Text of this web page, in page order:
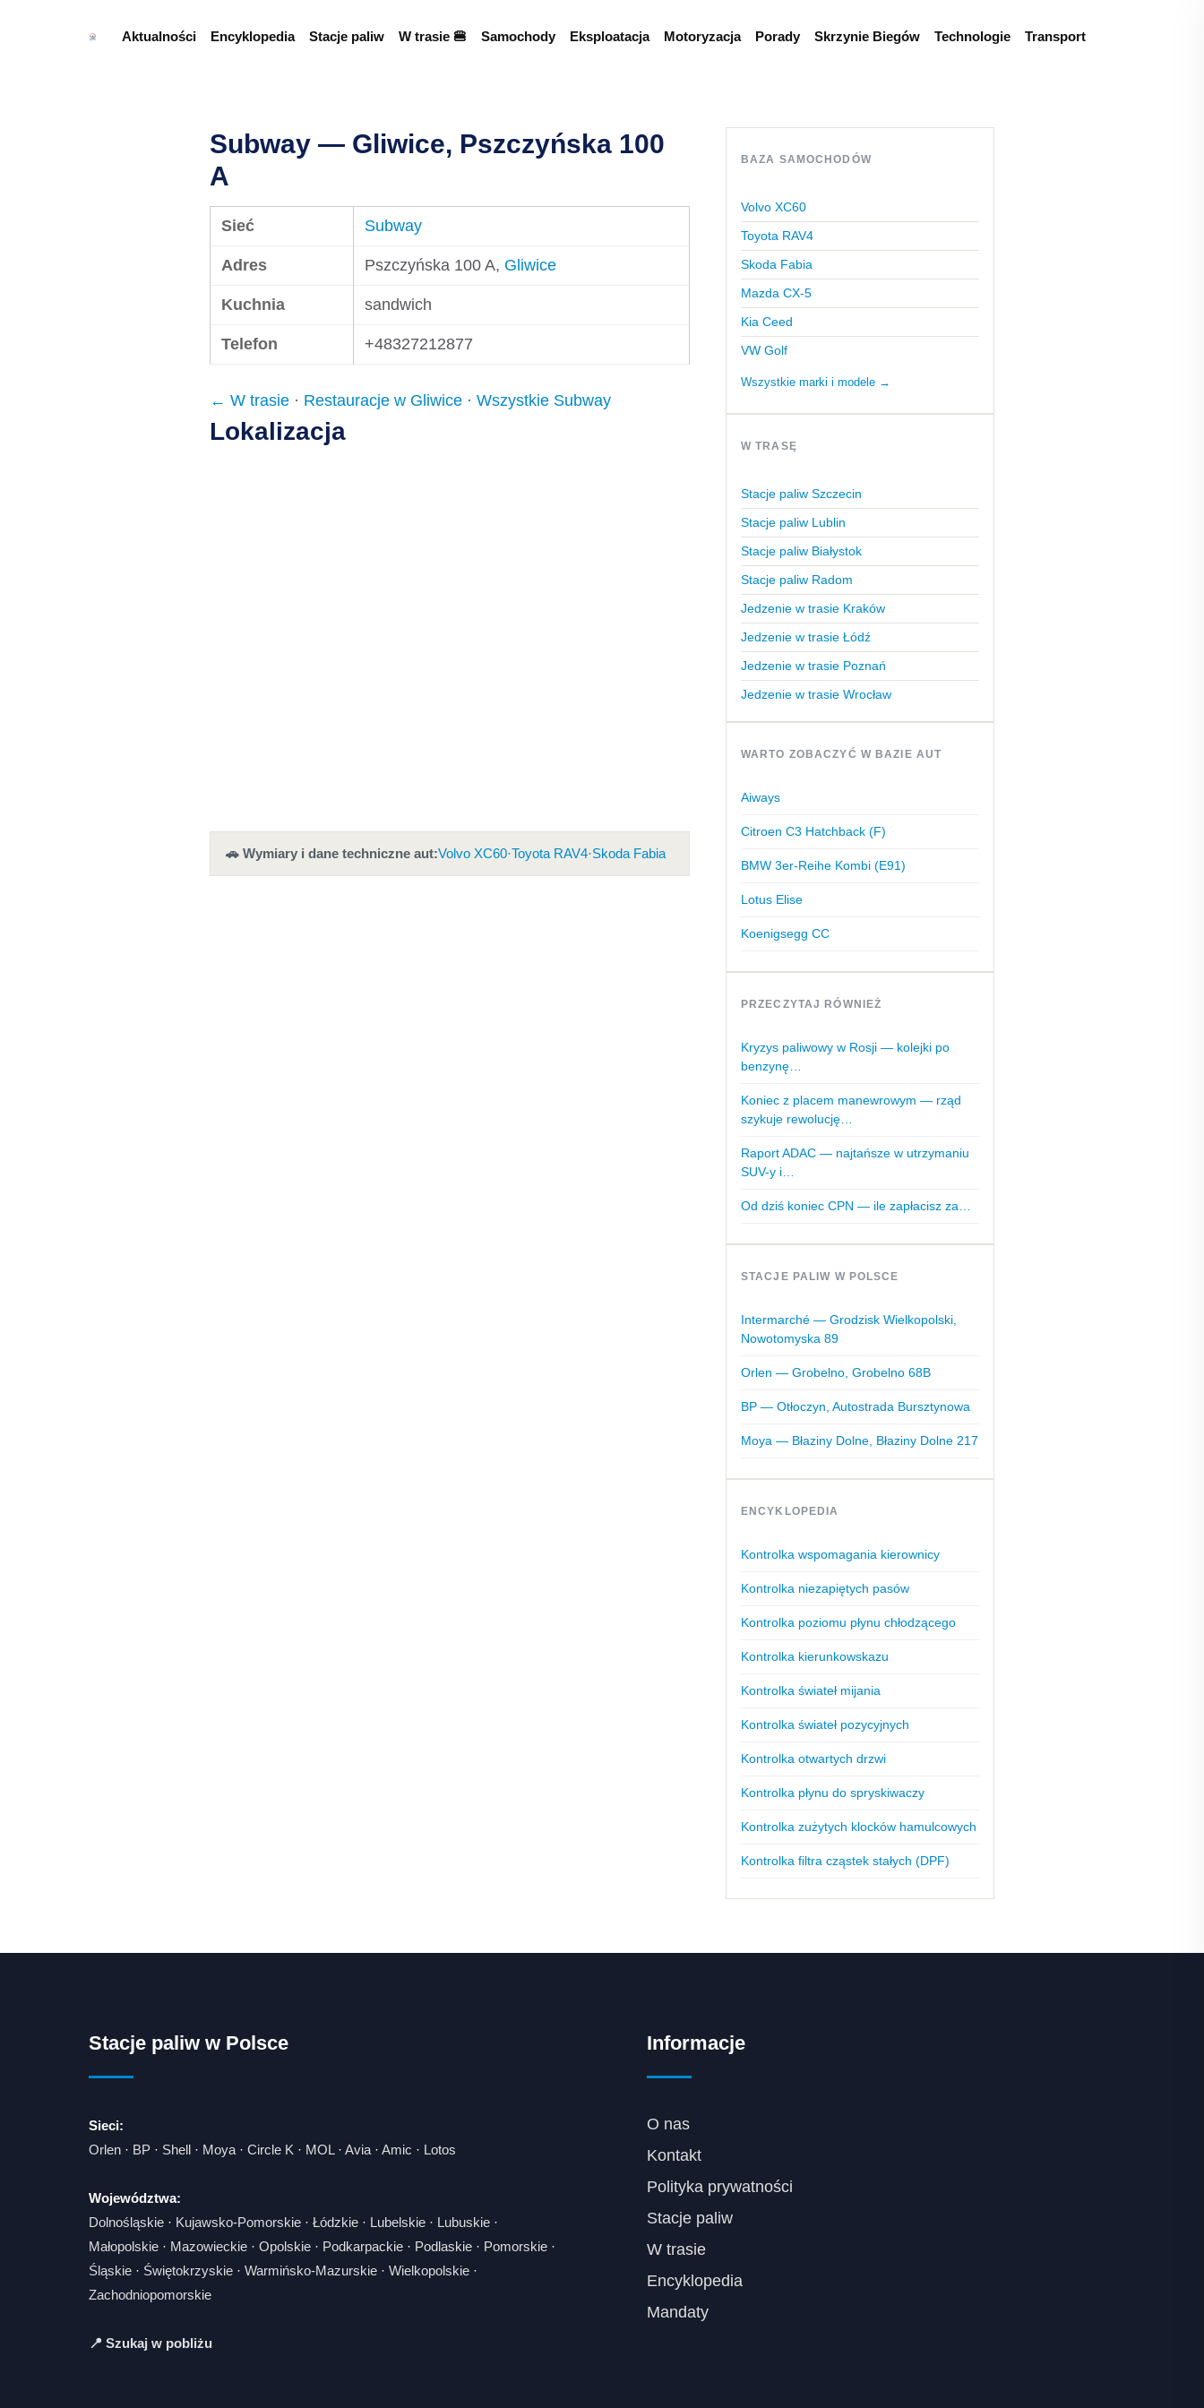
Aktualności Encyklopedia Stacje paliw W trasie 🍔 Samochody Eksploatacja Motoryzacja Porady Skrzynie Biegów Technologie Transport
Subway — Gliwice, Pszczyńska 100
A
Sieć Subway
Adres Pszczyńska 100 A, Gliwice
Kuchnia sandwich
Telefon +48327212877
← W trasie · Restauracje w Gliwice · Wszystkie Subway
Lokalizacja
🚗 Wymiary i dane techniczne aut:Volvo XC60·Toyota RAV4·Skoda Fabia
BAZA SAMOCHODÓW
Volvo XC60
Toyota RAV4
Skoda Fabia
Mazda CX-5
Kia Ceed
VW Golf
Wszystkie marki i modele →
W TRASĘ
Stacje paliw Szczecin
Stacje paliw Lublin
Stacje paliw Białystok
Stacje paliw Radom
Jedzenie w trasie Kraków
Jedzenie w trasie Łódź
Jedzenie w trasie Poznań
Jedzenie w trasie Wrocław
WARTO ZOBACZYĆ W BAZIE AUT
Aiways
Citroen C3 Hatchback (F)
BMW 3er-Reihe Kombi (E91)
Lotus Elise
Koenigsegg CC
PRZECZYTAJ RÓWNIEŻ
Kryzys paliwowy w Rosji — kolejki po
benzynę…
Koniec z placem manewrowym — rząd
szykuje rewolucję…
Raport ADAC — najtańsze w utrzymaniu
SUV-y i…
Od dziś koniec CPN — ile zapłacisz za…
STACJE PALIW W POLSCE
Intermarché — Grodzisk Wielkopolski,
Nowotomyska 89
Orlen — Grobelno, Grobelno 68B
BP — Otłoczyn, Autostrada Bursztynowa
Moya — Błaziny Dolne, Błaziny Dolne 217
ENCYKLOPEDIA
Kontrolka wspomagania kierownicy
Kontrolka niezapiętych pasów
Kontrolka poziomu płynu chłodzącego
Kontrolka kierunkowskazu
Kontrolka świateł mijania
Kontrolka świateł pozycyjnych
Kontrolka otwartych drzwi
Kontrolka płynu do spryskiwaczy
Kontrolka zużytych klocków hamulcowych
Kontrolka filtra cząstek stałych (DPF)
Stacje paliw w Polsce
Sieci:
Orlen · BP · Shell · Moya · Circle K · MOL· Avia · Amic · Lotos
Województwa:
Dolnośląskie · Kujawsko-Pomorskie · Łódzkie · Lubelskie · Lubuskie ·
Małopolskie · Mazowieckie · Opolskie · Podkarpackie · Podlaskie · Pomorskie ·
Śląskie · Świętokrzyskie · Warmińsko-Mazurskie · Wielkopolskie ·
Zachodniopomorskie
📍 Szukaj w pobliżu
Informacje
O nas
Kontakt
Polityka prywatności
Stacje paliw
W trasie
Encyklopedia
Mandaty